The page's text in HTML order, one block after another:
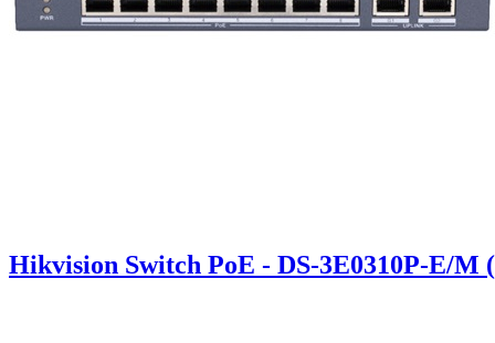
Hikvision Switch PoE - DS-3E0310P-E/M